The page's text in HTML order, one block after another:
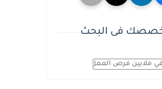
فى البحث